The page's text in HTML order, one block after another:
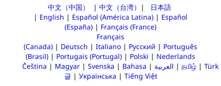
中文（中国） | 中文（台湾） |
日本語
| English | Español (América Latina) | Español
(España) | Français (France)
Français
(Canada) | Deutsch | Italiano | Русский | Português
(Brasil) | Portugais (Portugal) | Polski | Nederlands
Čeština | Magyar | Svenska | Bahasa | العربية | தமிழ் | Türk
글 | Українська | Tiếng Việt